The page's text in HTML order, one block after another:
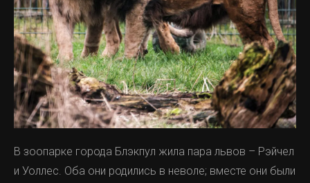
В зоопарке города Блэкпул жила пара львов – Рэйчел
и Уоллес. Оба они родились в неволе; вместе они были